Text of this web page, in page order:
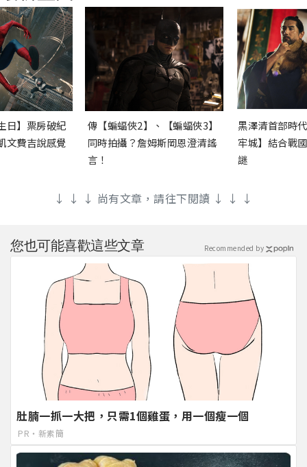
日】票房破紀
文費吉說感覺
傳【蝙蝠俠2】、【蝙蝠俠3】
同時拍攝？詹姆斯岡恩澄清謠
言！
黑澤清首部時
牢城】結合戰
謎
↓ ↓ ↓ 尚有文章，請往下閱讀 ↓ ↓ ↓
您也可能喜歡這些文章
肚腩一抓一大把，只需1個雞蛋，用一個瘦一個
PR・新素簡
Recommended by